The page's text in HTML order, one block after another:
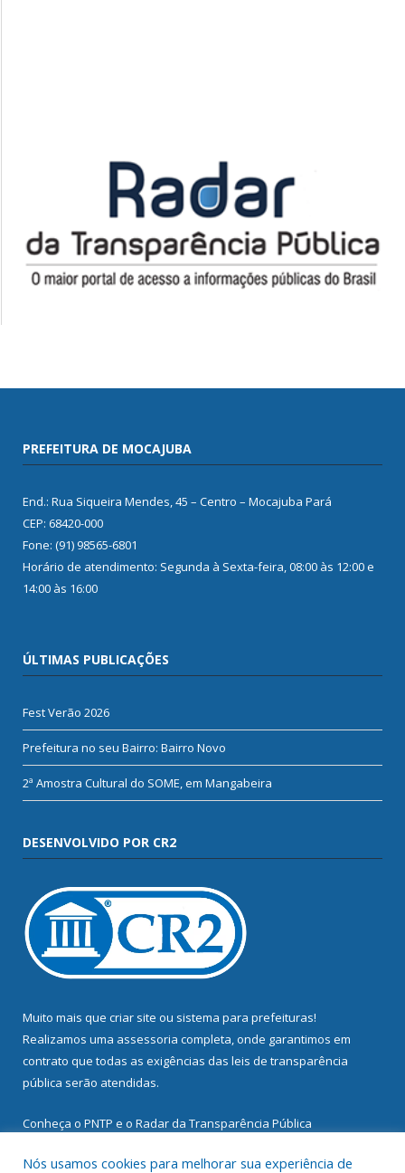
PREFEITURA DE MOCAJUBA
End.: Rua Siqueira Mendes, 45 – Centro – Mocajuba Pará
CEP: 68420-000
Fone: (91) 98565-6801
Horário de atendimento: Segunda à Sexta-feira, 08:00 às 12:00 e
14:00 às 16:00
ÚLTIMAS PUBLICAÇÕES
Fest Verão 2026
Prefeitura no seu Bairro: Bairro Novo
2ª Amostra Cultural do SOME, em Mangabeira
DESENVOLVIDO POR CR2
Muito mais que criar site ou sistema para prefeituras!
Realizamos uma assessoria completa, onde garantimos em
contrato que todas as exigências das leis de transparência
pública serão atendidas.
Conheça o PNTP e o Radar da Transparência Pública
Nós usamos cookies para melhorar sua experiência de